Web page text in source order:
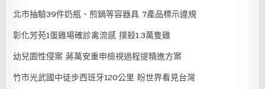
北市抽驗39件奶瓶、煎鍋等容器具 7產品標示違規
彰化芳苑1蛋雞場確診禽流感 撲殺1.3萬隻雞
幼兒園性侵案 蔣萬安重申檢視過程提精進方案
竹市光武國中徒步西班牙120公里 盼世界看見台灣